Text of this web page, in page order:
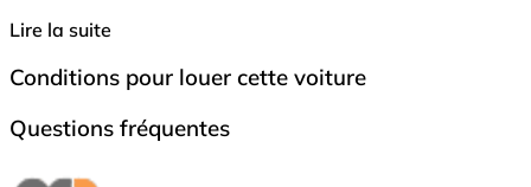
Lire la suite
Conditions pour louer cette voiture
Questions fréquentes